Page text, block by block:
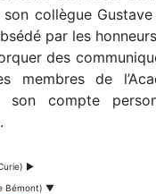
collègue
par les
des
membres de
son compte
▶
Bémont) ▼